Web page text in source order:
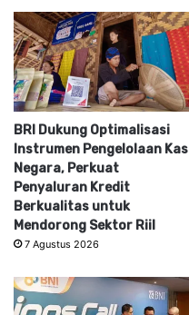
BRI Dukung Optimalisasi
Instrumen Pengelolaan Kas
Negara, Perkuat
Penyaluran Kredit
Berkualitas untuk
Mendorong Sektor Riil
7 Agustus 2026